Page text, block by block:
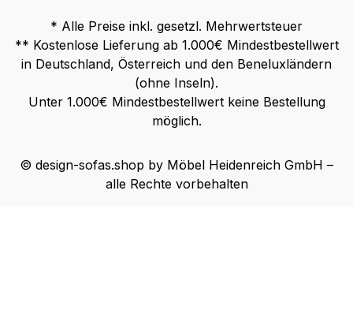
* Alle Preise inkl. gesetzl. Mehrwertsteuer
** Kostenlose Lieferung ab 1.000€ Mindestbestellwert
in Deutschland, Österreich und den Beneluxländern
(ohne Inseln).
Unter 1.000€ Mindestbestellwert keine Bestellung
möglich.
© design-sofas.shop by Möbel Heidenreich GmbH –
alle Rechte vorbehalten